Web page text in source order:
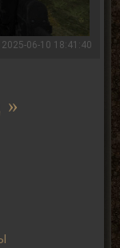
2025-06-10 18:41:40
»